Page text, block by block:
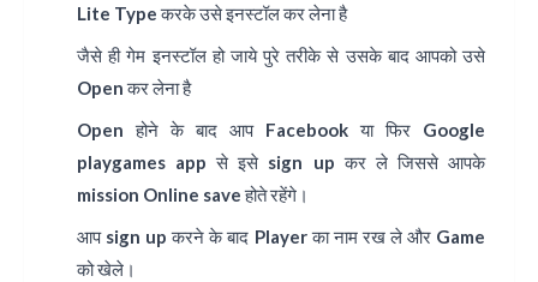
Lite Typeकरके उसे इनस्टॉल कर लेना है
जैसे ही गेम इनस्टॉल हो जाये पुरे तरीके से उसके बाद आपको उसे
Open कर लेना है
Open होने के बाद आप Facebook या फिर Google
playgames app से इसे sign up कर ले जिससे आपके
mission Online save होते रहेंगे।
आप sign up करने के बाद Player का नाम रख ले और Game
को खेले।